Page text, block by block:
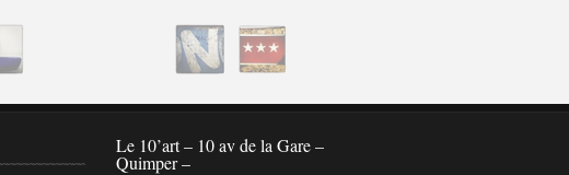
Le 10’art – 10 av de la Gare –
Quimper –